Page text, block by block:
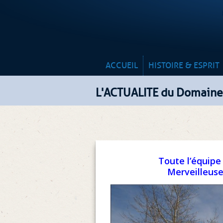
ACCUEIL HISTOIRE & ESPRIT
L'ACTUALITE du Domaine
Toute